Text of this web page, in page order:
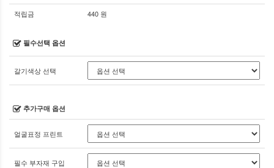
적립금 440 원
필수선택 옵션
갈기색상 선택
추가구매 옵션
얼굴표정 프린트
필수 부자재 구입